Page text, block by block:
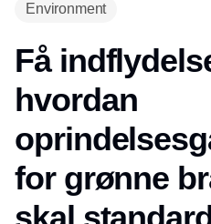
Environment
Få
hvordan
for grønne